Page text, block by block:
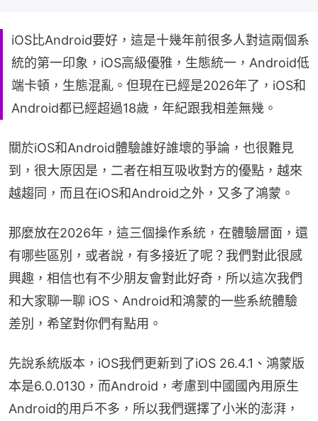
iOS比Android要好，這是十幾年前很多人對這兩個系
統的第一印象，iOS高級優雅，生態統一，Android低
端卡頓，生態混亂。但現在已經是2026年了，iOS和
Android都已經超過18歲，年紀跟我相差無幾。
關於iOS和Android體驗誰好誰壞的爭論，也很難見
到，很大原因是，二者在相互吸收對方的優點，越來
越趨同，而且在iOS和Android之外，又多了鴻蒙。
那麼放在2026年，這三個操作系統，在體驗層面，還
有哪些區別，或者說，有多接近了呢？我們對此很感
興趣，相信也有不少朋友會對此好奇，所以這次我們
和大家聊一聊 iOS、Android和鴻蒙的一些系統體驗
差別，希望對你們有點用。
先說系統版本，iOS我們更新到了iOS 26.4.1、鴻蒙版
本是6.0.0130，而Android，考慮到中國國內用原生
Android的用戶不多，所以我們選擇了小米的澎湃，